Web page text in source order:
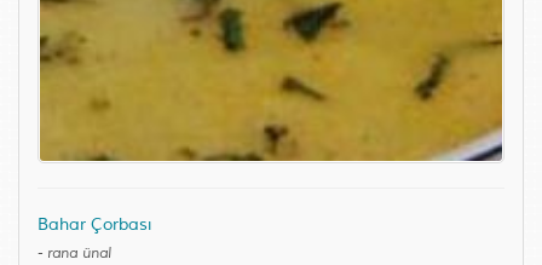
Bahar Çorbası
- rana ünal